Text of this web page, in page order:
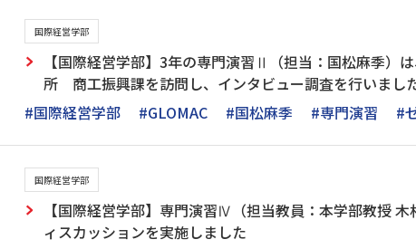
国際経営学部
【国際経営学部】3年の専門演習Ⅱ（担当：国松麻季）
所 商工振興課を訪問し、インタビュー調査を行いまし
#国際経営学部
#GLOMAC #国松麻季 #専門演習 #
国際経営学部
【国際経営学部】専門演習Ⅳ（担当教員：本学部教授
ィスカッションを実施しました